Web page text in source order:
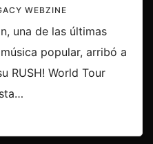
WEBZINE
una de las últimas
popular, arribó a
RUSH! World Tour